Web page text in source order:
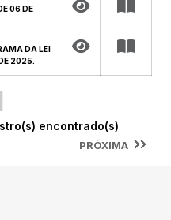
06 DE
DA LEI
2025.
encontrado(s)
PRÓXIMA